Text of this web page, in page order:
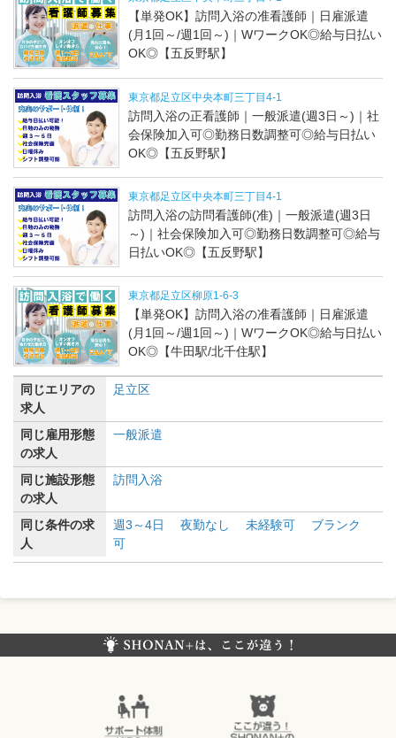
【単発OK】訪問入浴の准看護師｜日雇派遣
(月1回～/週1回～)｜WワークOK◎給与日払い
OK◎【五反野駅】
東京都足立区中央本町三丁目4-1
訪問入浴の正看護師｜一般派遣(週3日～)｜社
会保険加入可◎勤務日数調整可◎給与日払い
OK◎【五反野駅】
東京都足立区中央本町三丁目4-1
訪問入浴の訪問看護師(准)｜一般派遣(週3日
～)｜社会保険加入可◎勤務日数調整可◎給与
日払いOK◎【五反野駅】
東京都足立区柳原1-6-3
【単発OK】訪問入浴の准看護師｜日雇派遣
(月1回～/週1回～)｜WワークOK◎給与日払い
OK◎【牛田駅/北千住駅】
同じエリアの
求人
足立区
同じ雇用形態
の求人
一般派遣
同じ施設形態
の求人
訪問入浴
同じ条件の求
人
週3～4日 夜勤なし 未経験可
ブランク
可